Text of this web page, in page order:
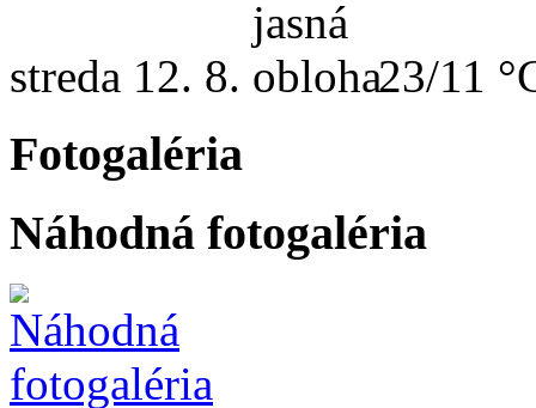
streda 12. 8. 23/11
Fotogaléria
Náhodná fotogaléria